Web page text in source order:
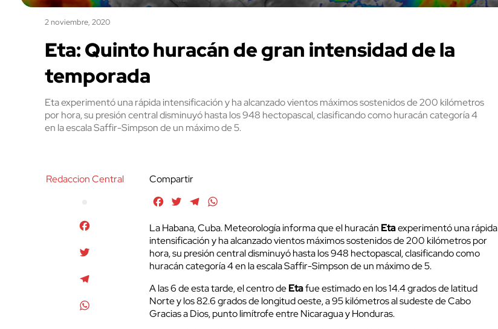
2 noviembre, 2020
Eta: Quinto huracán de gran intensidad de la
temporada
Eta experimentó una rápida intensificación y ha alcanzado vientos máximos sostenidos de 200 kilómetros
por hora, su presión central disminuyó hasta los 948 hectopascal, clasificando como huracán categoría 4
en la escala Saffir-Simpson de un máximo de 5.
Redaccion Central
Compartir
FacebookTwitterTelegram
La Habana, Cuba. Meteorología informa que el huracán Etaexperimentó una rápida
intensificación y ha alcanzado vientos máximos sostenidos de 200 kilómetros por
hora, su presión central disminuyó hasta los 948 hectopascal, clasificando como
huracán categoría 4 en la escala Saffir-Simpson de un máximo de 5.
A las 6 de esta tarde, el centro deEtafue estimado en los 14.4 grados de latitud
Norte y los 82.6 grados de longitud oeste, a 95 kilómetros al sudeste de Cabo
Gracias a Dios, punto limítrofe entre Nicaragua y Honduras.